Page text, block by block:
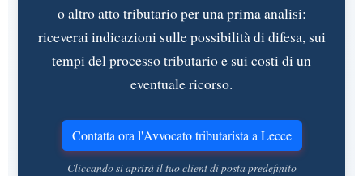
o altro atto tributario per una prima analisi:
riceverai indicazioni sulle possibilità di difesa, sui
tempi del processo tributario e sui costi di un
eventuale ricorso.
Contatta ora l'Avvocato tributarista a Lecce
Cliccando si aprirà il tuo client di posta predefinito